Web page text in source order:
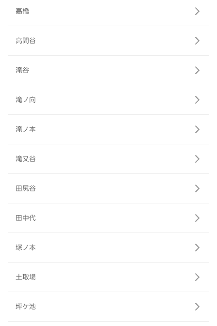
高橋
高間谷
滝谷
滝ノ向
滝ノ本
滝又谷
田尻谷
田中代
塚ノ本
土取場
坪ケ池